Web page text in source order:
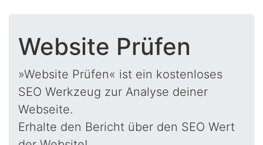
Website Prüfen
»Website Prüfen« ist ein kostenloses
SEO Werkzeug zur Analyse deiner
Webseite.
Erhalte den Bericht über den SEO Wert